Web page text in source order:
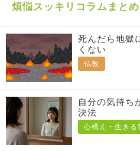
煩悩スッキリコラムまとめ
死んだら地獄
くない
仏教
自分の気持ち
決法
心構え・生きる